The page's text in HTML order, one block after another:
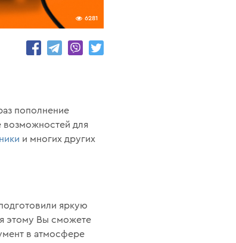
6281
пополнение
для
и многих других
яркую
этому Вы сможете
в атмосфере